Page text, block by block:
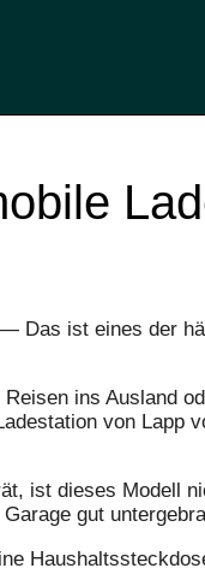
— Das ist eines der
ins Ausland
von Lapp
ist dieses Modell
gut